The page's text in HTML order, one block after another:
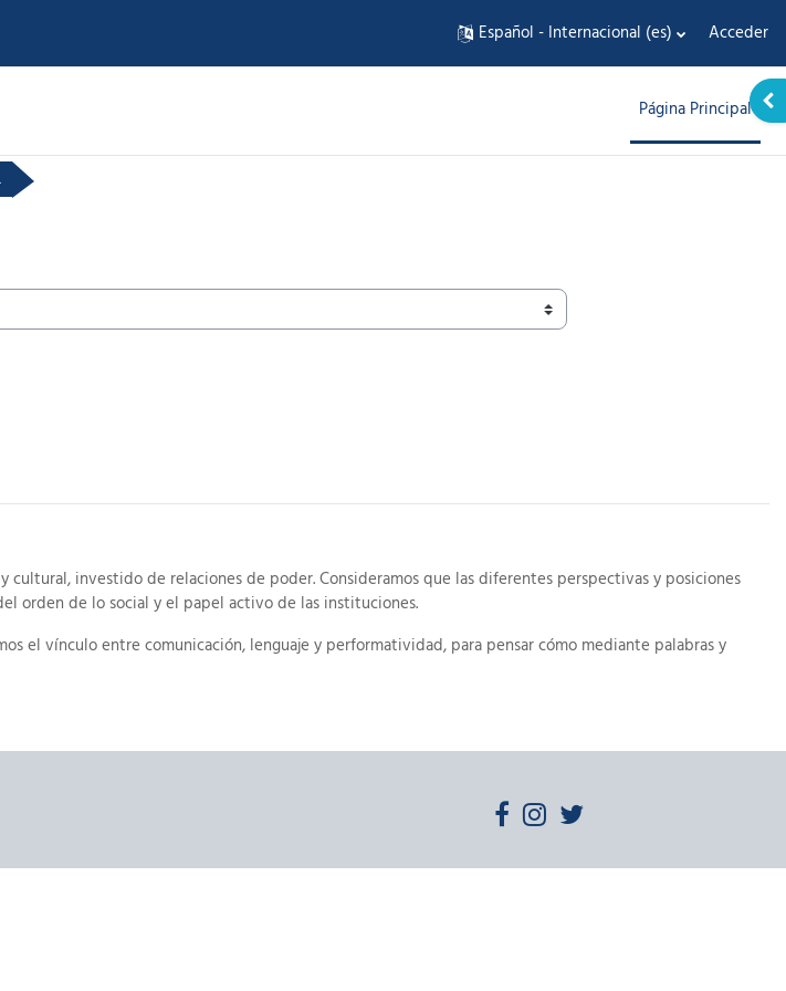
Español - Internacional ‎(es)‎ Acceder
Página Principal
investido de relaciones de poder. Consideramos que las diferentes perspectivas y posiciones
orden de lo social y el papel activo de las instituciones.
el vínculo entre comunicación, lenguaje y performatividad, para pensar cómo mediante palabras y